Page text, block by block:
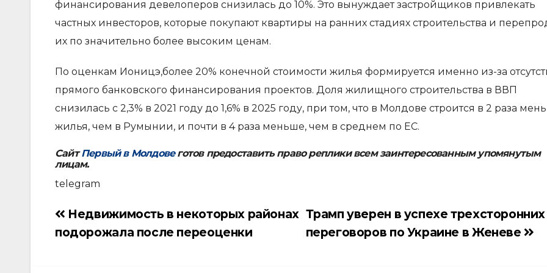
финансирования девелоперов снизилась до 10%. Это вынуждает застройщиков привлекать
частных инвесторов, которые покупают квартиры на ранних стадиях строительства и
их по значительно более высоким ценам.
По оценкам Ионицэ,более 20% конечной стоимости жилья формируется именно из-за
прямого банковского финансирования проектов. Доля жилищного строительства в ВВП
снизилась с 2,3% в 2021 году до 1,6% в 2025 году, при том, что в Молдове строится в 2 раза
жилья, чем в Румынии, и почти в 4 раза меньше, чем в среднем по ЕС.
СайтПервый в Молдовеготов предоставить право реплики всем заинтересованным упомянутым
лицам.
telegram
Навигация
по
Трамп уверен в успехе трехсторонних
переговоров по Украине в Женеве
Недвижимость в некоторых районах
подорожала после переоценки